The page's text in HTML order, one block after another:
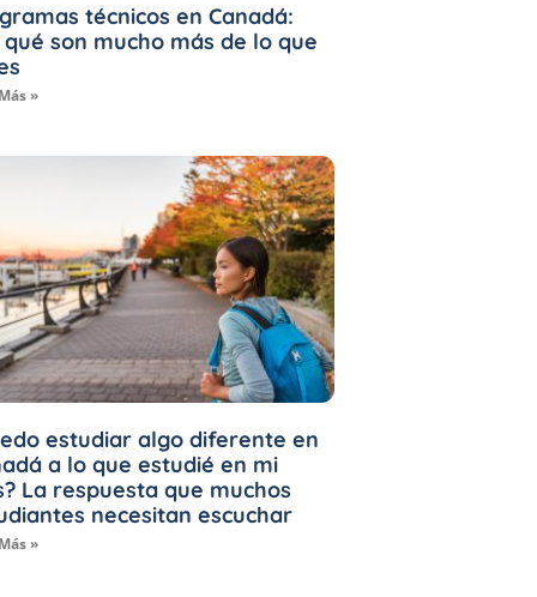
técnicos en Canadá:
son mucho más de lo que
»
estudiar algo diferente en
a lo que estudié en mi
La respuesta que muchos
necesitan escuchar
»